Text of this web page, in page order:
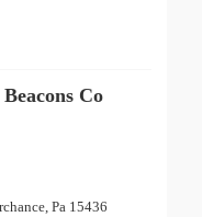
Co
Pa 15436